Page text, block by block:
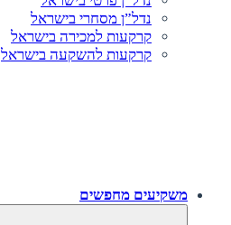
נדל”ן מסחרי בישראל
קרקעות למכירה בישראל
קרקעות להשקעה בישראל
משקיעים מחפשים